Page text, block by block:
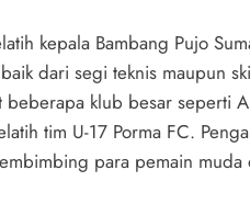
kepala Bambang Pujo
dari segi teknis maupun
klub besar seperti
tim U-17 Porma FC.
para pemain